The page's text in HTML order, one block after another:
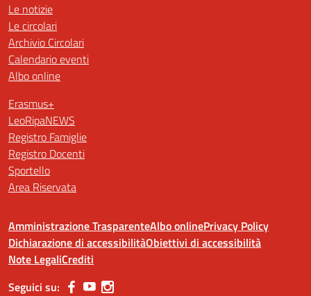
Le notizie
Le circolari
Archivio Circolari
Calendario eventi
Albo online
Erasmus+
LeoRipaNEWS
Registro Famiglie
Registro Docenti
Sportello
Area Riservata
Amministrazione TrasparenteAlbo onlinePrivacy Policy
Dichiarazione di accessibilitàObiettivi di accessibilità
Note LegaliCrediti
Seguici su: